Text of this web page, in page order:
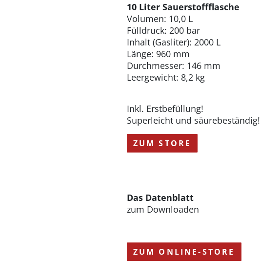
10 Liter Sauerstoffflasche
Volumen: 10,0 L
Fülldruck: 200 bar
Inhalt (Gasliter): 2000 L
Länge: 960 mm
Durchmesser: 146 mm
Leergewicht: 8,2 kg
Inkl. Erstbefüllung!
Superleicht und säurebeständig!
ZUM STORE
Das Datenblatt
zum Downloaden
ZUM ONLINE-STORE